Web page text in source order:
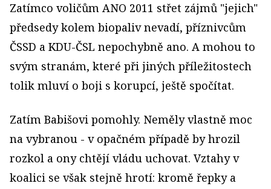
Zatímco voličům ANO 2011 střet zájmů "jejich"
předsedy kolem biopaliv nevadí, příznivcům
ČSSD a KDU-ČSL nepochybně ano. A mohou to
svým stranám, které při jiných příležitostech
tolik mluví o boji s korupcí, ještě spočítat.
Zatím Babišovi pomohly. Neměly vlastně moc
na vybranou - v opačném případě by hrozil
rozkol a ony chtějí vládu uchovat. Vztahy v
koalici se však stejně hrotí: kromě řepky a